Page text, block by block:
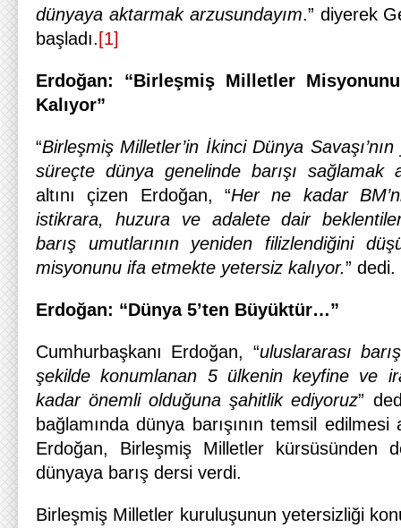
dünyaya aktarmak arzusundayım.” diyerek
başladı. [1]
Erdoğan: “Birleşmiş Milletler
Kalıyor”
“Birleşmiş Milletler’in İkinci Dünya
süreçte dünya genelinde barışı sağlamak
altını çizen Erdoğan, “Her ne kadar
istikrara, huzura ve adalete dair
barış umutlarının yeniden filizlendiğini
misyonunu ifa etmekte yetersiz kalıyor.” dedi.
Erdoğan: “Dünya 5’ten Büyüktür…”
Cumhurbaşkanı Erdoğan, “uluslararası
şekilde konumlanan 5 ülkenin keyfine ve
kadar önemli olduğuna şahitlik ediyoruz”
bağlamında dünya barışının temsil edilmesi
Erdoğan, Birleşmiş Milletler kürsüsünden
dünyaya barış dersi verdi.
Birleşmiş Milletler kuruluşunun yetersizliği